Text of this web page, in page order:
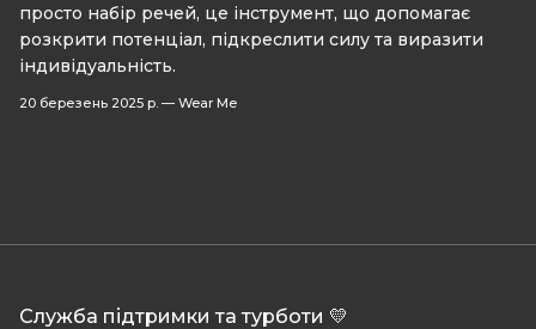
просто набір речей, це інструмент, що допомагає
розкрити потенціал, підкреслити силу та виразити
індивідуальність.
20 березень 2025 р. — Wear Me
Служба підтримки та турботи 💛